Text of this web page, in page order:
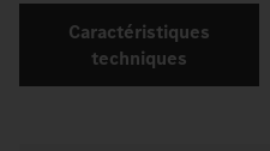
Caractéristiques
techniques